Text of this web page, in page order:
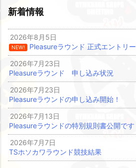
新着情報
2026年8月5日
NEW!
Pleasureラウンド 正式エントリ
2026年7月23日
Pleasureラウンド 申し込み状況
2026年7月23日
Pleasureラウンドの申し込み開始！
2026年7月13日
Pleasureラウンドの特別規則書公開です
2026年7月7日
TSホソカワラウンド競技結果